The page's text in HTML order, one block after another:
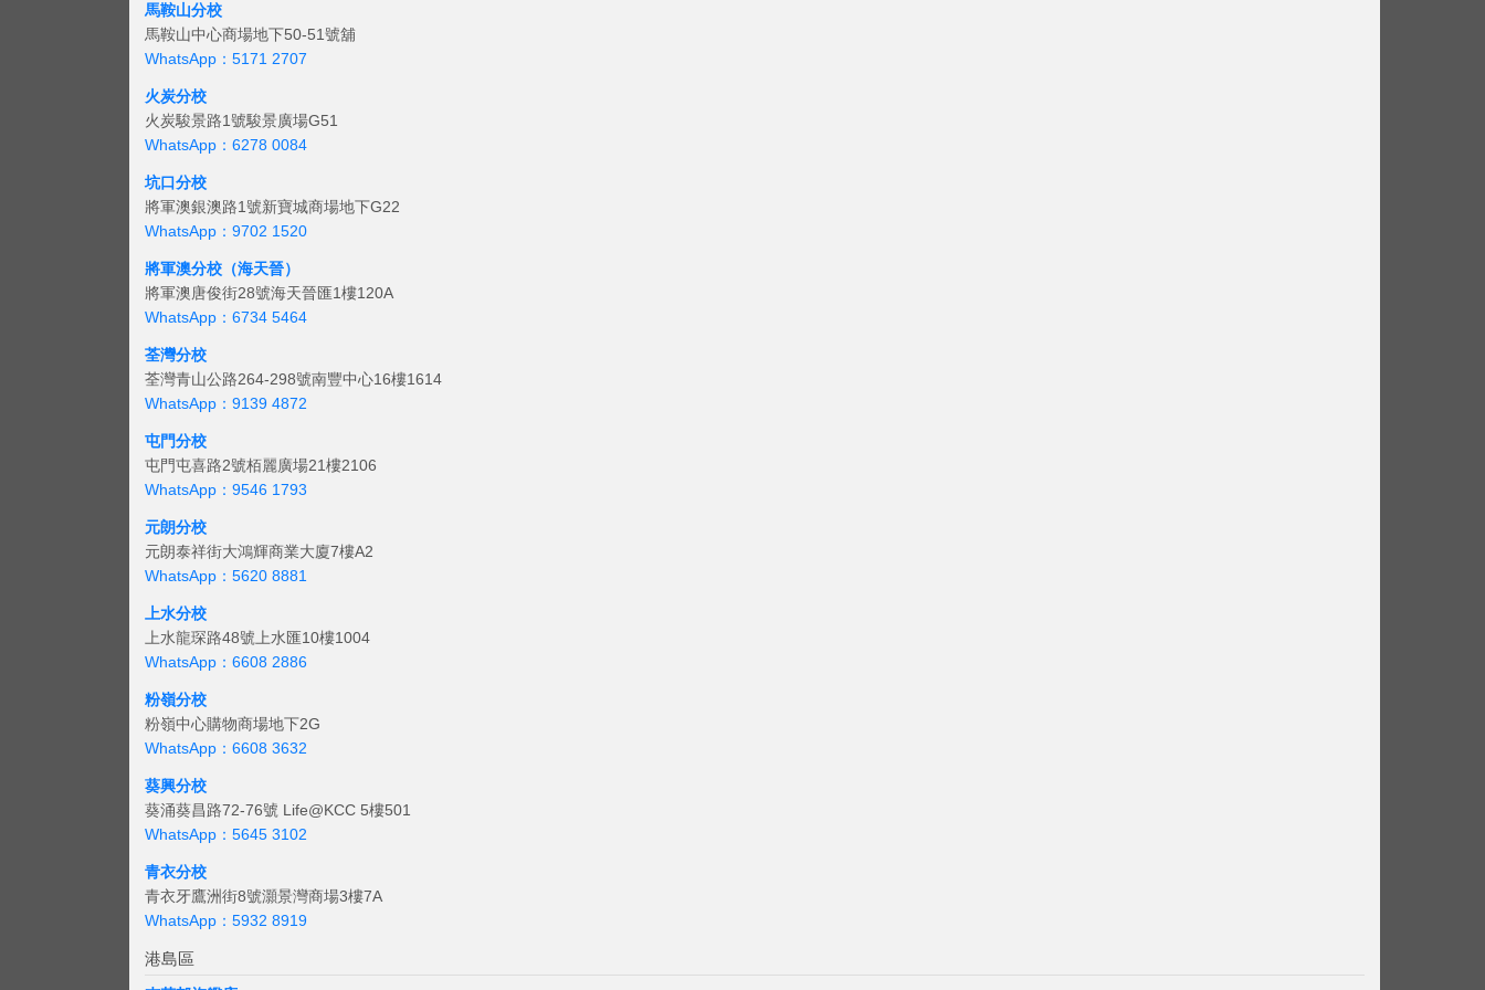
馬鞍山分校
馬鞍山中心商場地下50-51號舖
WhatsApp：5171 2707
火炭分校
火炭駿景路1號駿景廣場G51
WhatsApp：6278 0084
坑口分校
將軍澳銀澳路1號新寶城商場地下G22
WhatsApp：9702 1520
將軍澳分校（海天晉）
將軍澳唐俊街28號海天晉匯1樓120A
WhatsApp：6734 5464
荃灣分校
荃灣青山公路264-298號南豐中心16樓1614
WhatsApp：9139 4872
屯門分校
屯門屯喜路2號栢麗廣場21樓2106
WhatsApp：9546 1793
元朗分校
元朗泰祥街大鴻輝商業大廈7樓A2
WhatsApp：5620 8881
上水分校
上水龍琛路48號上水匯10樓1004
WhatsApp：6608 2886
粉嶺分校
粉嶺中心購物商場地下2G
WhatsApp：6608 3632
葵興分校
葵涌葵昌路72-76號 Life@KCC 5樓501
WhatsApp：5645 3102
青衣分校
青衣牙鷹洲街8號灝景灣商場3樓7A
WhatsApp：5932 8919
港島區